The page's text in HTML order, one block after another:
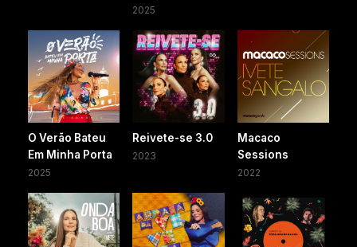
2025
O Verão Bateu
Em Minha Porta
2025
Reivete-se 3.0
2023
Macaco
Sessions
2022